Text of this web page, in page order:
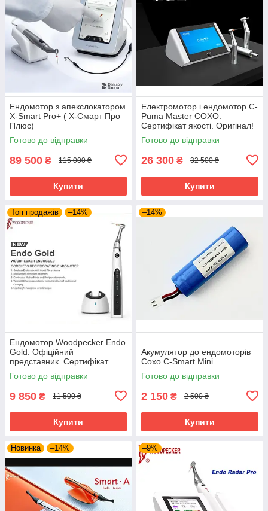
Ендомотор з апекслокатором
X-Smart Pro+ ( Х-Смарт Про
Плюс)
Готово до відправки
89 500 ₴ 115 000 ₴
Купити
Електромотор і ендомотор C-
Puma Master COXO.
Сертифікат якості. Оригінал!
Готово до відправки
26 300 ₴ 32 500 ₴
Купити
Топ продажів –14%
Ендомотор Woodpecker Endo
Gold. Офіційний
представник. Сертифікат.
Гарантія 12 місяців! Сервіс.
Готово до відправки
9 850 ₴ 11 500 ₴
Купити
–14%
Акумулятор до ендомоторів
Coxo C-Smart Mini
Готово до відправки
2 150 ₴ 2 500 ₴
Купити
Новинка –14% –9%